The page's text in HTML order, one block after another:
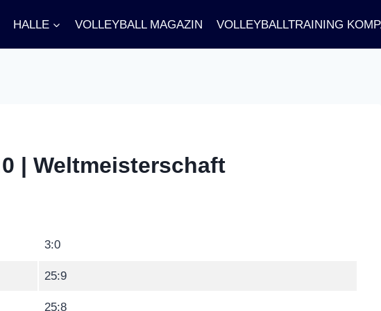
HALLE VOLLEYBALL MAGAZIN VOLLEYBALLTRAINING
| Weltmeisterschaft
3:0
25:9
25:8